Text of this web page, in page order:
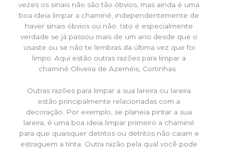
vezes os sinais não são tão óbvios, mas ainda é uma
boa ideia limpar a chaminé, independentemente de
haver sinais óbvios ou não. Isto é especialmente
verdade se já passou mais de um ano desde que o
usaste ou se não te lembras da última vez que foi
limpo. Aqui estão outras razões para limpar a
chaminé Oliveira de Azeméis, Cortinhas.
Outras razões para limpar a sua lareira ou lareira
estão principalmente relacionadas com a
decoração. Por exemplo, se planeia pintar a sua
lareira, é uma boa ideia limpar primeiro a chaminé
para que quaisquer detritos ou detritos não caiam e
estraguem a tinta. Outra razão pela qual você pode